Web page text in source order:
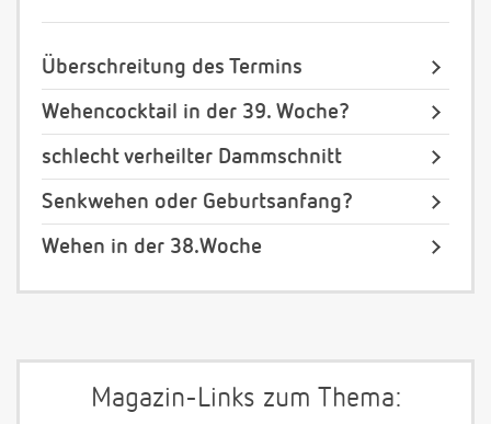
Überschreitung des Termins
Wehencocktail in der 39. Woche?
schlecht verheilter Dammschnitt
Senkwehen oder Geburtsanfang?
Wehen in der 38.Woche
Magazin-Links zum Thema: